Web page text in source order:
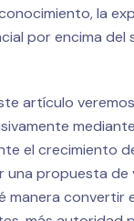
la
por encima del
artículo
el crecimiento
una propuesta de
manera convertir